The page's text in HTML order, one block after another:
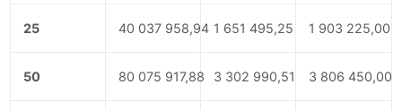
25 40 037 958,94 1 651 495,25 1 903 225,00
50 80 075 917,88 3 302 990,51 3 806 450,00